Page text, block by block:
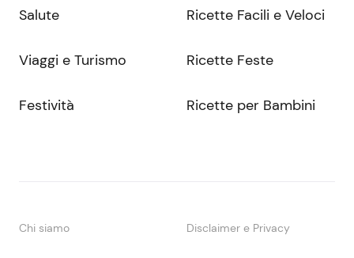
Salute
Viaggi e Turismo
Festività
Ricette Facili e Veloci
Ricette Feste
Ricette per Bambini
Chi siamo Disclaimer e Privacy